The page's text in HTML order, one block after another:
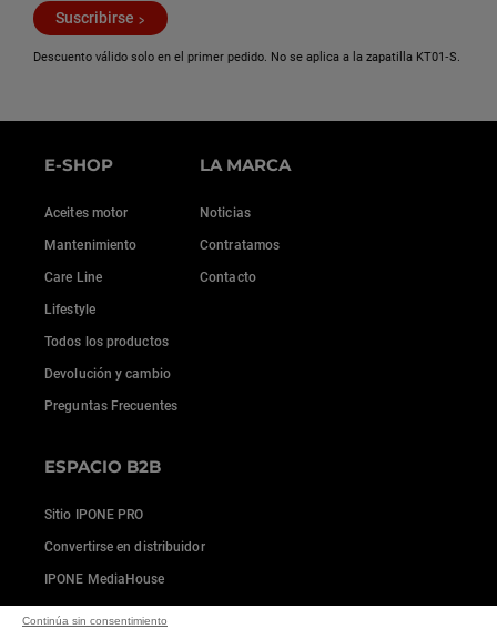
Continúa sin consentimiento
Suscribirse
Descuento válido solo en el primer pedido. No se aplica a la zapatilla KT01‑S.
E-SHOP
Aceites motor
Mantenimiento
Care Line
Lifestyle
Todos los productos
Devolución y cambio
Preguntas Frecuentes
LA MARCA
Noticias
Contratamos
Contacto
ESPACIO B2B
Sitio IPONE PRO
Convertirse en distribuidor
IPONE MediaHouse